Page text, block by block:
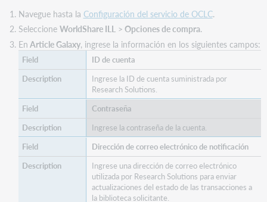
Navegue hasta la Configuración del servicio de OCLC.
Seleccione WorldShare ILL> Opciones de compra.
En Article Galaxy, ingrese la información en los siguientes campos:
ID de cuenta
Ingrese la ID de cuenta suministrada por
Research Solutions.
Contraseña
Ingrese la contraseña de la cuenta.
Dirección de correo electrónico de notificación
Ingrese una dirección de correo electrónico
utilizada por Research Solutions para enviar
actualizaciones del estado de las transacciones a
la biblioteca solicitante.